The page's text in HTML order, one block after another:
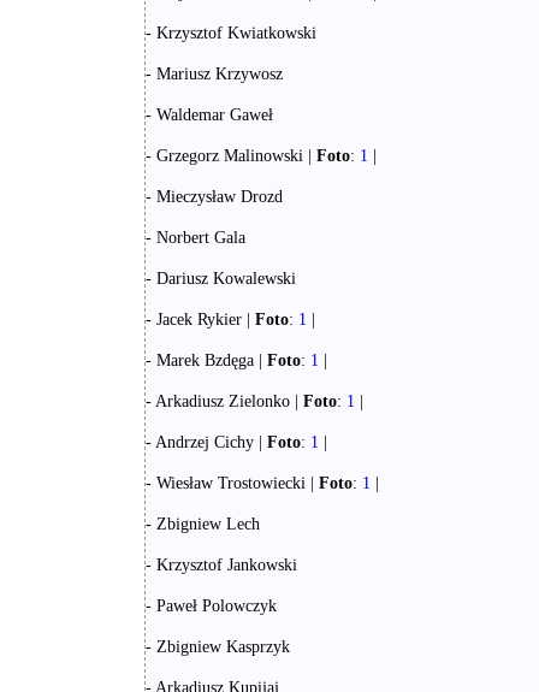
- Krzysztof Kwiatkowski
- Mariusz Krzywosz
- Waldemar Gaweł
- Grzegorz Malinowski | Foto: 1 |
- Mieczysław Drozd
- Norbert Gala
- Dariusz Kowalewski
- Jacek Rykier | Foto: 1 |
- Marek Bzdęga | Foto: 1 |
- Arkadiusz Zielonko | Foto: 1 |
- Andrzej Cichy | Foto: 1 |
- Wiesław Trostowiecki | Foto: 1 |
- Zbigniew Lech
- Krzysztof Jankowski
- Paweł Polowczyk
- Zbigniew Kasprzyk
- Arkadiusz Kupijaj